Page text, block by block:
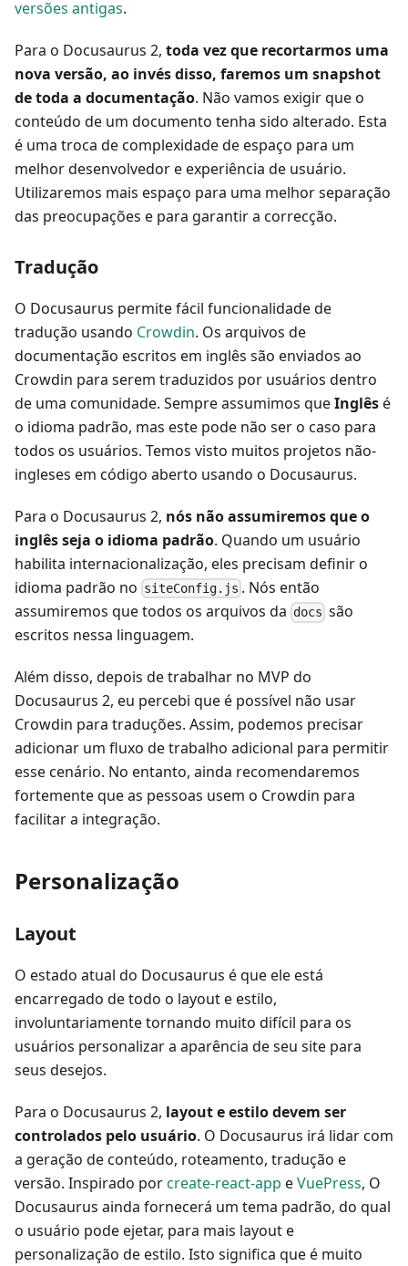
versões antigas.
Para o Docusaurus 2, toda vez que recortarmos uma
nova versão, ao invés disso, faremos um snapshot
de toda a documentação. Não vamos exigir que o
conteúdo de um documento tenha sido alterado. Esta
é uma troca de complexidade de espaço para um
melhor desenvolvedor e experiência de usuário.
Utilizaremos mais espaço para uma melhor separação
das preocupações e para garantir a correcção.
Tradução
O Docusaurus permite fácil funcionalidade de
tradução usando Crowdin. Os arquivos de
documentação escritos em inglês são enviados ao
Crowdin para serem traduzidos por usuários dentro
de uma comunidade. Sempre assumimos queInglêsé
o idioma padrão, mas este pode não ser o caso para
todos os usuários. Temos visto muitos projetos não-
ingleses em código aberto usando o Docusaurus.
Para o Docusaurus 2, nós não assumiremos que o
inglês seja o idioma padrão. Quando um usuário
habilita internacionalização, eles precisam definir o
idioma padrão no siteConfig.js . Nós então
assumiremos que todos os arquivos da docs são
escritos nessa linguagem.
Além disso, depois de trabalhar no MVP do
Docusaurus 2, eu percebi que é possível não usar
Crowdin para traduções. Assim, podemos precisar
adicionar um fluxo de trabalho adicional para permitir
esse cenário. No entanto, ainda recomendaremos
fortemente que as pessoas usem o Crowdin para
facilitar a integração.
Personalização
Layout
O estado atual do Docusaurus é que ele está
encarregado de todo o layout e estilo,
involuntariamente tornando muito difícil para os
usuários personalizar a aparência de seu site para
seus desejos.
Para o Docusaurus 2, layout e estilo devem ser
controlados pelo usuário. O Docusaurus irá lidar com
a geração de conteúdo, roteamento, tradução e
versão. Inspirado porcreate-react-app eVuePress, O
Docusaurus ainda fornecerá um tema padrão, do qual
o usuário pode ejetar, para mais layout e
personalização de estilo. Isto significa que é muito